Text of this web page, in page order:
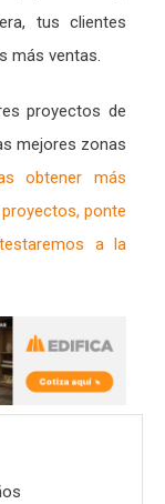
tus clientes
más ventas.
proyectos de
mejores zonas
obtener más
ponte
a la